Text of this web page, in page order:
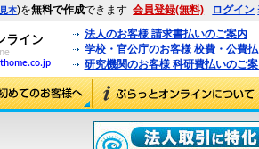
見本)を無料で作成できます 会員登録(無料) ログイン
法人のお客様 請求書払いのご案内
学校・官公庁のお客様 校費・公費
研究機関のお客様 科研費払いのご